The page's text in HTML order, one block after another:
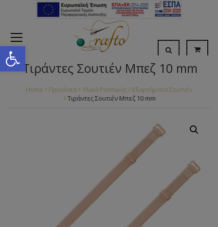
Open toolbar
Τιράντες Σουτιέν Μπεζ 10 mm
Home Προϊόντα Υλικά Ραπτικής
Εξαρτήματα Σουτιέν
Τιράντες Σουτιέν Μπεζ 10 mm